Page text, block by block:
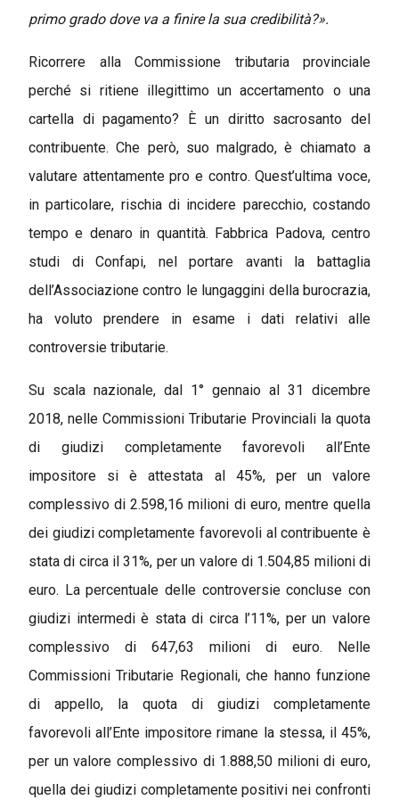
primo grado dove va a finire la sua credibilità?».
Ricorrere alla Commissione tributaria provinciale
perché si ritiene illegittimo un accertamento o una
cartella di pagamento? È un diritto sacrosanto del
contribuente. Che però, suo malgrado, è chiamato a
valutare attentamente pro e contro. Quest’ultima voce,
in particolare, rischia di incidere parecchio, costando
tempo e denaro in quantità. Fabbrica Padova, centro
studi di Confapi, nel portare avanti la battaglia
dell’Associazione contro le lungaggini della burocrazia,
ha voluto prendere in esame i dati relativi alle
controversie tributarie.
Su scala nazionale, dal 1° gennaio al 31 dicembre
2018, nelle Commissioni Tributarie Provinciali la quota
di giudizi completamente favorevoli all’Ente
impositore si è attestata al 45%, per un valore
complessivo di 2.598,16 milioni di euro, mentre quella
dei giudizi completamente favorevoli al contribuente è
stata di circa il 31%, per un valore di 1.504,85 milioni di
euro. La percentuale delle controversie concluse con
giudizi intermedi è stata di circa l’11%, per un valore
complessivo di 647,63 milioni di euro. Nelle
Commissioni Tributarie Regionali, che hanno funzione
di appello, la quota di giudizi completamente
favorevoli all’Ente impositore rimane la stessa, il 45%,
per un valore complessivo di 1.888,50 milioni di euro,
quella dei giudizi completamente positivi nei confronti